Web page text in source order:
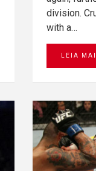
division.
with a…
LEIA